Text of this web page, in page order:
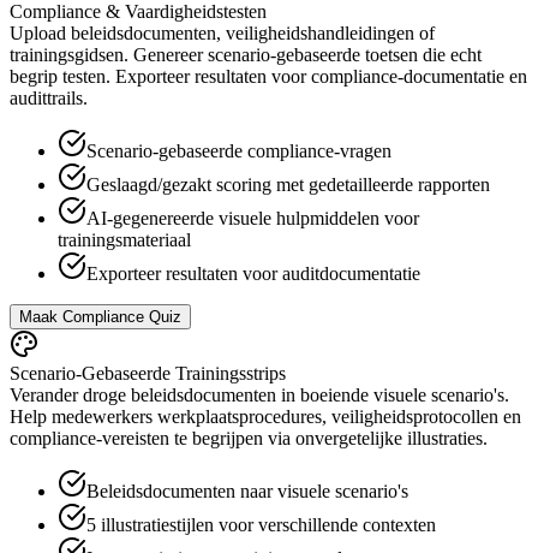
Compliance & Vaardigheidstesten
Upload beleidsdocumenten, veiligheidshandleidingen of
trainingsgidsen. Genereer scenario-gebaseerde toetsen die echt
begrip testen. Exporteer resultaten voor compliance-documentatie en
audittrails.
Scenario-gebaseerde compliance-vragen
Geslaagd/gezakt scoring met gedetailleerde rapporten
AI-gegenereerde visuele hulpmiddelen voor
trainingsmateriaal
Exporteer resultaten voor auditdocumentatie
Maak Compliance Quiz
Scenario-Gebaseerde Trainingsstrips
Verander droge beleidsdocumenten in boeiende visuele scenario's.
Help medewerkers werkplaatsprocedures, veiligheidsprotocollen en
compliance-vereisten te begrijpen via onvergetelijke illustraties.
Beleidsdocumenten naar visuele scenario's
5 illustratiestijlen voor verschillende contexten